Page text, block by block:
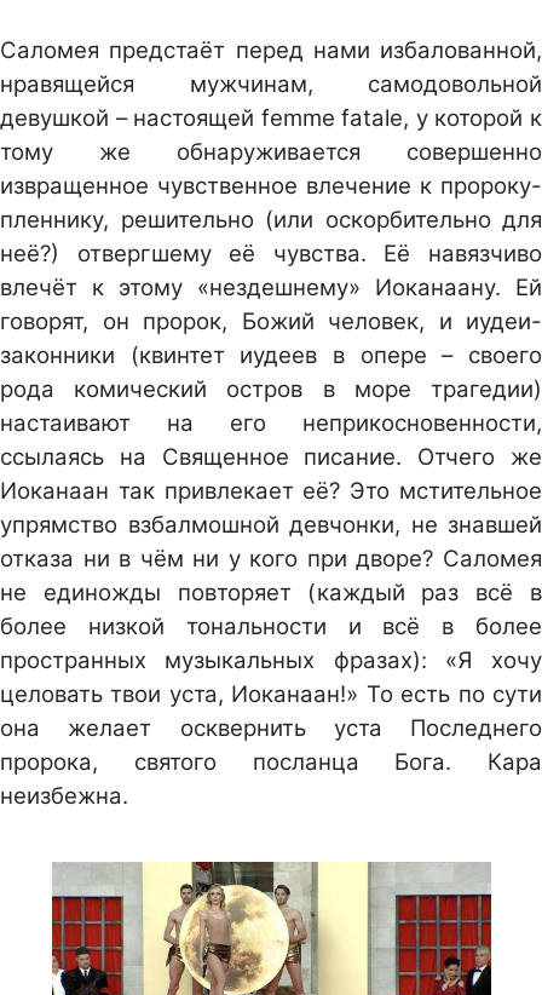
Саломея предстаёт перед нами избалованной,
нравящейся мужчинам, самодовольной
девушкой – настоящей femme fatale, у которой к
тому же обнаруживается совершенно
извращенное чувственное влечение к пророку-
пленнику, решительно (или оскорбительно для
неё?) отвергшему её чувства. Её навязчиво
влечёт к этому «нездешнему» Иоканаану. Ей
говорят, он пророк, Божий человек, и иудеи-
законники (квинтет иудеев в опере – своего
рода комический остров в море трагедии)
настаивают на его неприкосновенности,
ссылаясь на Священное писание. Отчего же
Иоканаан так привлекает её? Это мстительное
упрямство взбалмошной девчонки, не знавшей
отказа ни в чём ни у кого при дворе? Саломея
не единожды повторяет (каждый раз всё в
более низкой тональности и всё в более
пространных музыкальных фразах): «Я хочу
целовать твои уста, Иоканаан!» То есть по сути
она желает осквернить уста Последнего
пророка, святого посланца Бога. Кара
неизбежна.